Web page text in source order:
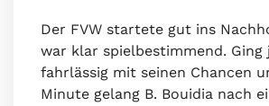
Der FVW startete gut ins
war klar spielbestimmend. Ging
fahrlässig mit seinen Chancen
Minute gelang B. Bouidia nach